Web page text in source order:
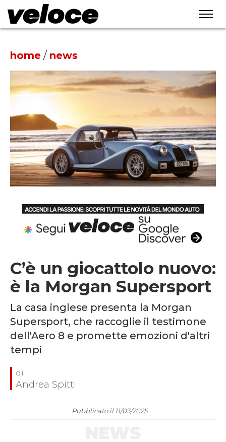
home / news
C’è un giocattolo nuovo:
è la Morgan Supersport
La casa inglese presenta la Morgan
Supersport, che raccoglie il testimone
dell'Aero 8 e promette emozioni d'altri
tempi
Andrea Spitti
Pubblicato il 11/03/2025